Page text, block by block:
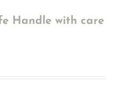
Handle with care